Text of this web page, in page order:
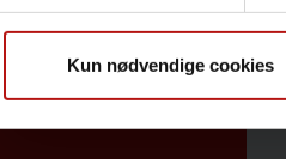
Kun nødvendige cookies